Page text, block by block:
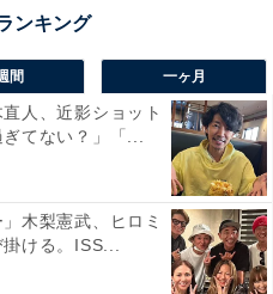
間 一ヶ月
人、近影ショット
てない？」「...
木梨憲武、ヒロミ
ける。ISS...